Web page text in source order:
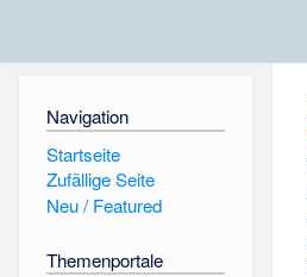
Navigation
Startseite
Zufällige Seite
Neu / Featured
Themenportale